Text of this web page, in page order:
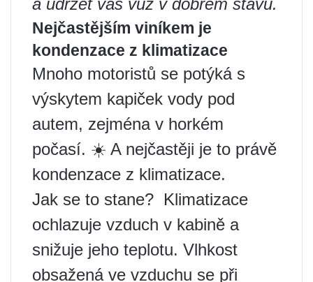
a udržet váš vůz v dobrém stavu.
Nejčastějším viníkem je
kondenzace z klimatizace
Mnoho motoristů se potýká s
výskytem kapiček vody pod
autem, zejména v horkém
počasí. ☀️ A nejčastěji je to právě
kondenzace z klimatizace.
Jak se to stane? ️ Klimatizace
ochlazuje vzduch v kabině a
snižuje jeho teplotu. Vlhkost
obsažená ve vzduchu se při